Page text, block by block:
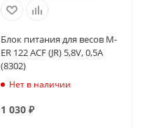
Блок питания для весов M-
ER 122 ACF (JR) 5,8V, 0,5A
(8302)
Нет в наличии
1 030₽